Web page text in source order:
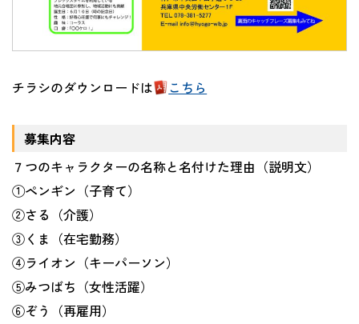
チラシのダウンロードは こちら
募集内容
７つのキャラクターの名称と名付けた理由（説明文）
①ペンギン（子育て）
②さる（介護）
③くま（在宅勤務）
④ライオン（キーパーソン）
⑤みつばち（女性活躍）
⑥ぞう（再雇用）